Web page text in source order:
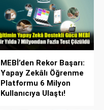
MEBİ’den Rekor Başarı:
Yapay Zekâlı Öğrenme
Platformu 6 Milyon
Kullanıcıya Ulaştı!